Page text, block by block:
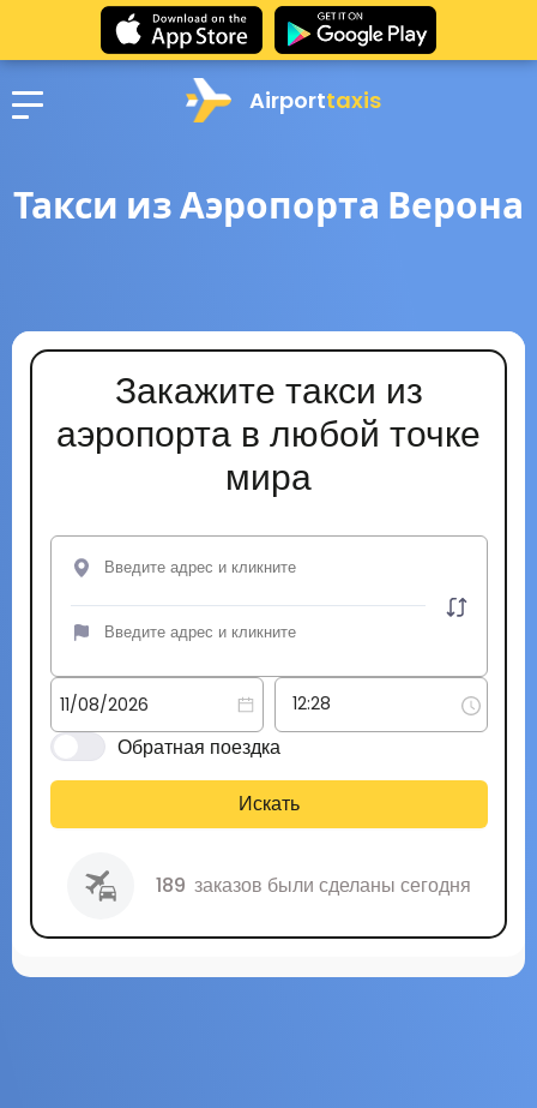
Airporttaxis
Такси из Аэропорта Верона
Закажите такси из
аэропорта в любой точке
мира
Обратная поездка
Искать
189 заказов были сделаны сегодня